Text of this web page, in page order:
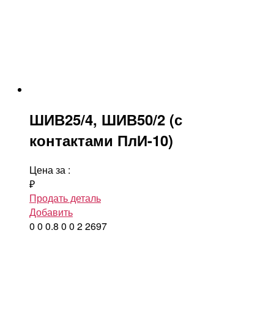
ШИВ25/4, ШИВ50/2 (с
контактами ПлИ-10)
Цена за :
₽
Продать деталь
Добавить
0 0 0.8 0 0 22697